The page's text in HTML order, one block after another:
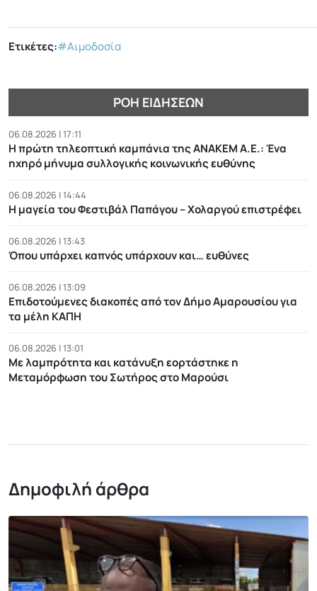
Ετικέτες:#Αιμοδοσία
ΡΟΉ ΕΙΔΉΣΕΩΝ
06.08.2026 | 17:11
Η πρώτη τηλεοπτική καμπάνια της ΑΝΑΚΕΜ Α.Ε.: Ένα
ηχηρό μήνυμα συλλογικής κοινωνικής ευθύνης
06.08.2026 | 14:44
Η μαγεία του Φεστιβάλ Παπάγου – Χολαργού επιστρέφει
06.08.2026 | 13:43
Όπου υπάρχει καπνός υπάρχουν και… ευθύνες
06.08.2026 | 13:09
Επιδοτούμενες διακοπές από τον Δήμο Αμαρουσίου για
τα μέλη ΚΑΠΗ
06.08.2026 | 13:01
Με λαμπρότητα και κατάνυξη εορτάστηκε η
Μεταμόρφωση του Σωτήρος στο Μαρούσι
Δημοφιλή άρθρα